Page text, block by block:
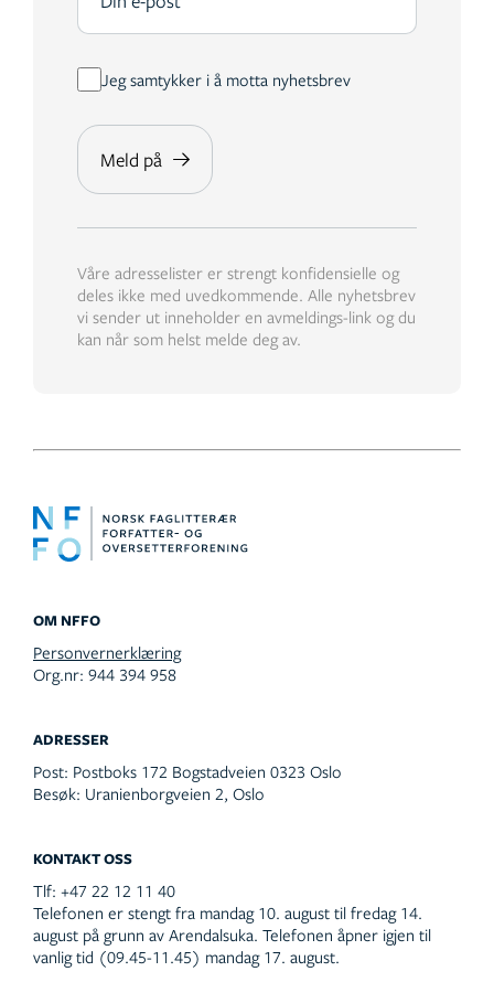
OM NFFO
Personvernerklæring
Org.nr: 944 394 958
ADRESSER
Post: Postboks 172 Bogstadveien 0323 Oslo
Besøk: Uranienborgveien 2, Oslo
KONTAKT OSS
Tlf: +47 22 12 11 40
Telefonen er stengt fra mandag 10. august til fredag 14.
august på grunn av Arendalsuka. Telefonen åpner igjen til
vanlig tid (09.45-11.45) mandag 17. august.
Jeg samtykker i å motta nyhetsbrev
Våre adresselister er strengt konfidensielle og
deles ikke med uvedkommende. Alle nyhetsbrev
vi sender ut inneholder en avmeldings-link og du
kan når som helst melde deg av.